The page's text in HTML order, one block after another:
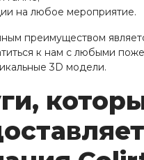
на любое мероприятие.
преимуществом
к нам с любыми
3D модели.